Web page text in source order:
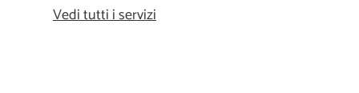
Vedi tutti i servizi